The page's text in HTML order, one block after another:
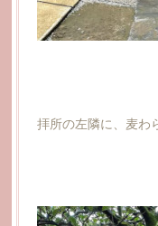
拝所の左隣に、麦わ